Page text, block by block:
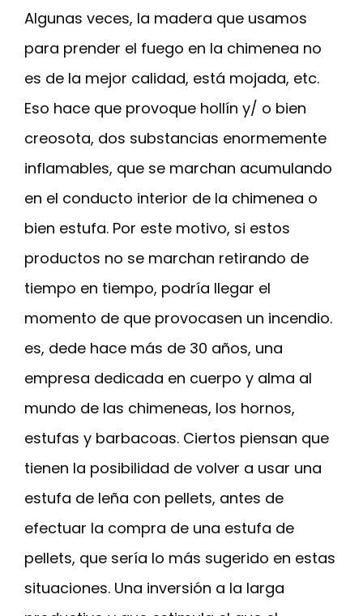
Algunas veces, la madera que usamos
para prender el fuego en la chimenea no
es de la mejor calidad, está mojada, etc.
Eso hace que provoque hollín y/ o bien
creosota, dos substancias enormemente
inflamables, que se marchan acumulando
en el conducto interior de la chimenea o
bien estufa. Por este motivo, si estos
productos no se marchan retirando de
tiempo en tiempo, podría llegar el
momento de que provocasen un incendio.
es, dede hace más de 30 años, una
empresa dedicada en cuerpo y alma al
mundo de las chimeneas, los hornos,
estufas y barbacoas. Ciertos piensan que
tienen la posibilidad de volver a usar una
estufa de leña con pellets, antes de
efectuar la compra de una estufa de
pellets, que sería lo más sugerido en estas
situaciones. Una inversión a la larga